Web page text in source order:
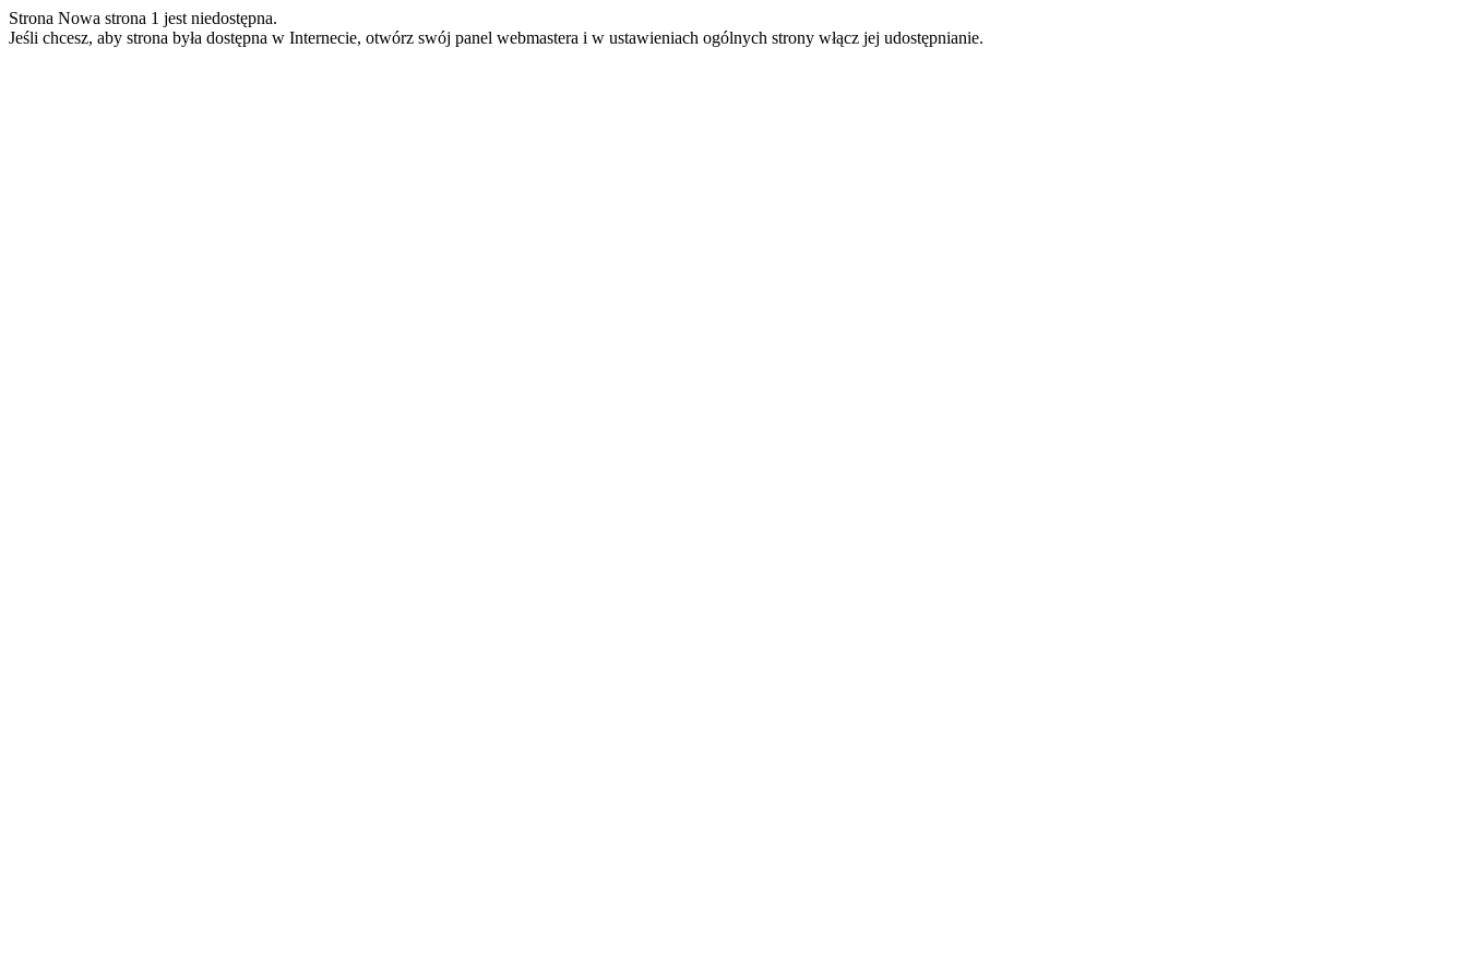
Strona Nowa strona 1 jest niedostępna.
Jeśli chcesz, aby strona była dostępna w Internecie, otwórz swój panel webmastera i w ustawieniach ogólnych strony włącz jej udostępnianie.